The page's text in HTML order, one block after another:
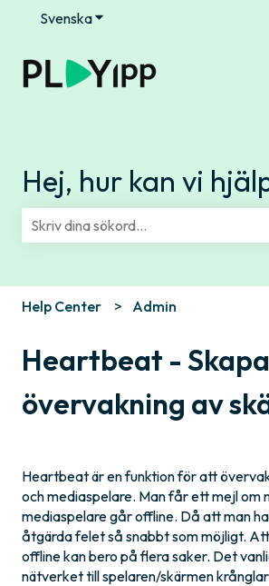
SvenskaVisa undermenyer för
Hej, hur kan vi
Help Center Admin
Heartbeat - Skapa
övervakning av
Heartbeat är en funktion för att
och mediaspelare. Man får ett mejl om
mediaspelare går offline. Då att man
åtgärda felet så snabbt som möjligt.
offline kan bero på flera saker. Det
nätverket till spelaren/skärmen